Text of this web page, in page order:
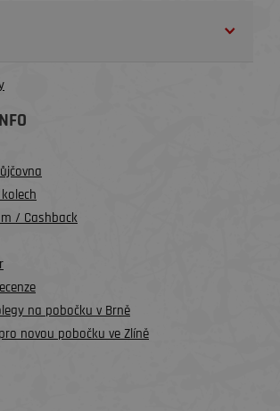
/ Cashback
na pobočku v Brně
novou pobočku ve Zlíně